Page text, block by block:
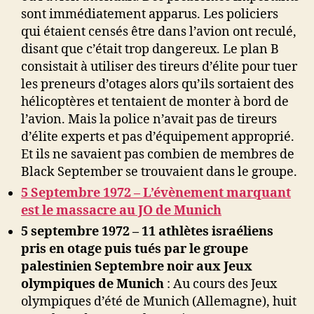
sont immédiatement apparus. Les policiers
qui étaient censés être dans l’avion ont reculé,
disant que c’était trop dangereux. Le plan B
consistait à utiliser des tireurs d’élite pour tuer
les preneurs d’otages alors qu’ils sortaient des
hélicoptères et tentaient de monter à bord de
l’avion. Mais la police n’avait pas de tireurs
d’élite experts et pas d’équipement approprié.
Et ils ne savaient pas combien de membres de
Black September se trouvaient dans le groupe.
5 Septembre 1972 – L’évènement marquant
est le massacre au JO de Munich
5 septembre 1972 – 11 athlètes israéliens
pris en otage puis tués par le groupe
palestinien Septembre noir aux Jeux
olympiques de Munich : Au cours des Jeux
olympiques d’été de Munich (Allemagne), huit